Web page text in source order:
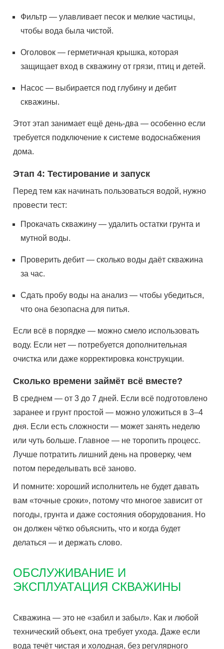
Фильтр — улавливает песок и мелкие частицы,
чтобы вода была чистой.
Оголовок — герметичная крышка, которая
защищает вход в скважину от грязи, птиц и детей.
Насос — выбирается под глубину и дебит
скважины.
Этот этап занимает ещё день-два — особенно если
требуется подключение к системе водоснабжения
дома.
Этап 4: Тестирование и запуск
Перед тем как начинать пользоваться водой, нужно
провести тест:
Прокачать скважину — удалить остатки грунта и
мутной воды.
Проверить дебит — сколько воды даёт скважина
за час.
Сдать пробу воды на анализ — чтобы убедиться,
что она безопасна для питья.
Если всё в порядке — можно смело использовать
воду. Если нет — потребуется дополнительная
очистка или даже корректировка конструкции.
Сколько времени займёт всё вместе?
В среднем — от 3 до 7 дней. Если всё подготовлено
заранее и грунт простой — можно уложиться в 3–4
дня. Если есть сложности — может занять неделю
или чуть больше. Главное — не торопить процесс.
Лучше потратить лишний день на проверку, чем
потом переделывать всё заново.
И помните: хороший исполнитель не будет давать
вам «точные сроки», потому что многое зависит от
погоды, грунта и даже состояния оборудования. Но
он должен чётко объяснить, что и когда будет
делаться — и держать слово.
ОБСЛУЖИВАНИЕ И
ЭКСПЛУАТАЦИЯ СКВАЖИНЫ
Скважина — это не «забил и забыл». Как и любой
технический объект, она требует ухода. Даже если
вода течёт чистая и холодная, без регулярного